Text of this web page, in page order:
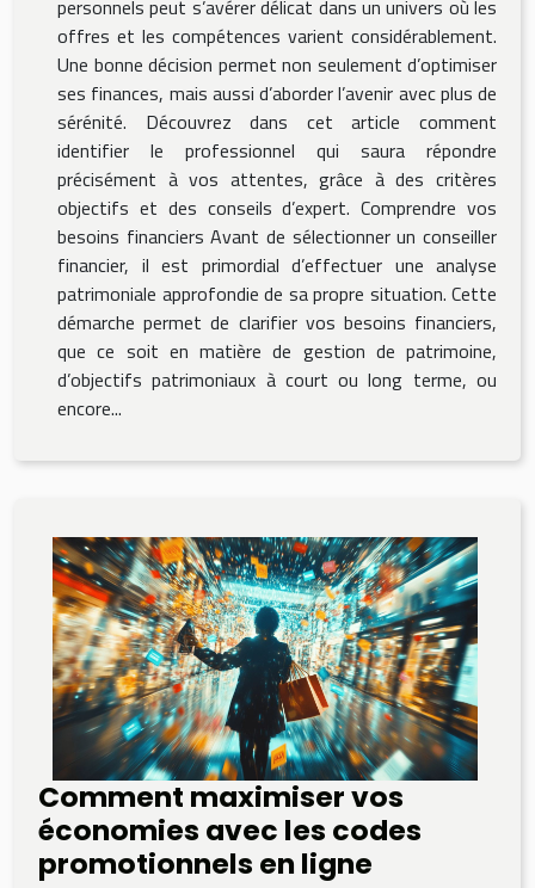
personnels peut s’avérer délicat dans un univers où les
offres et les compétences varient considérablement.
Une bonne décision permet non seulement d’optimiser
ses finances, mais aussi d’aborder l’avenir avec plus de
sérénité. Découvrez dans cet article comment
identifier le professionnel qui saura répondre
précisément à vos attentes, grâce à des critères
objectifs et des conseils d’expert. Comprendre vos
besoins financiers Avant de sélectionner un conseiller
financier, il est primordial d’effectuer une analyse
patrimoniale approfondie de sa propre situation. Cette
démarche permet de clarifier vos besoins financiers,
que ce soit en matière de gestion de patrimoine,
d’objectifs patrimoniaux à court ou long terme, ou
encore...
Comment maximiser vos
économies avec les codes
promotionnels en ligne